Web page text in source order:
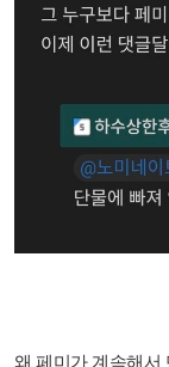
왜 페미가 계속해서